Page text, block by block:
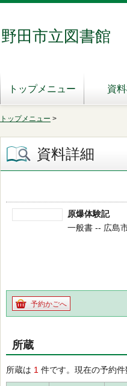
野田市立図書館
トップメニュー 資
トップメニュー >
資料詳細
原爆体験記
一般書 -- 広島
予約かごへ
所蔵
所蔵は 1 件です。現在の予約件